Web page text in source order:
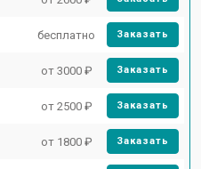
бесплатно Заказать
от 3000 ₽ Заказать
от 2500 ₽ Заказать
от 1800 ₽ Заказать